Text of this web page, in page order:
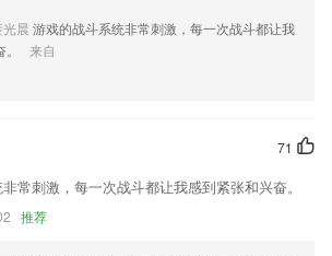
机型闪退的bug
使用经历，以帮助我们更好的对产品进行优化修
晨 游戏的战斗系统非常刺激，每一次战斗都让我
来自
71
常刺激，每一次战斗都让我感到紧张和兴奋。
推荐